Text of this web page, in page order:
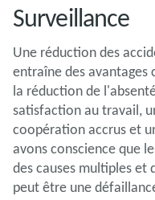
Surveillance
Une réduction des
entraîne des avantages
la réduction de
satisfaction au travail,
coopération accrus et
avons conscience que
des causes multiples et
peut être une